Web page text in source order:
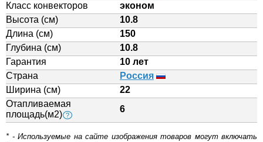
Класс конвекторов
эконом
Высота (см)
10.8
Длина (см)
150
Глубина (см)
10.8
Гарантия
10 лет
Страна
Россия
Ширина (см)
22
Отапливаемая
площадь(м2) ?
6
* - Используемые на сайте изображения товаров могут включать